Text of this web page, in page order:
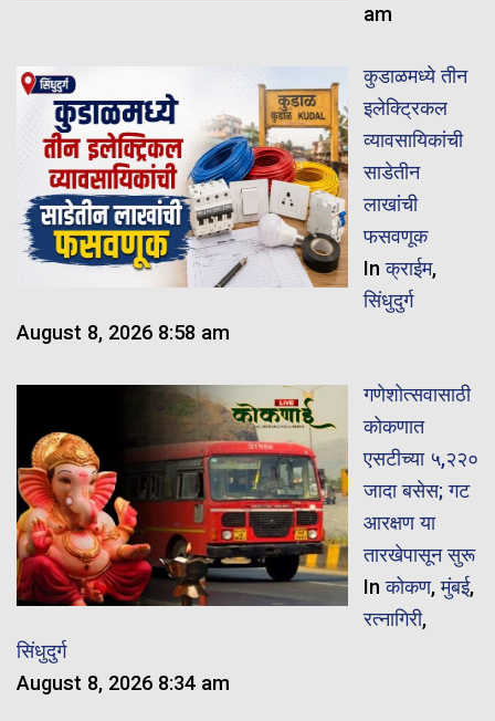
am
कुडाळमध्ये तीन
इलेक्ट्रिकल
व्यावसायिकांची
साडेतीन
लाखांची
फसवणूक
Inक्राईम,
सिंधुदुर्ग
August 8, 2026 8:58 am
गणेशोत्सवासाठी
कोकणात
एसटीच्या ५,२२०
जादा बसेस; गट
आरक्षण या
तारखेपासून सुरू
Inकोकण,मुंबई,
रत्नागिरी,
सिंधुदुर्ग
August 8, 2026 8:34 am